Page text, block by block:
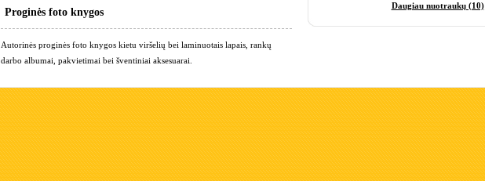
Proginės foto knygos
Autorinės proginės foto knygos kietu viršelių bei laminuotais lapais, rankų
darbo albumai, pakvietimai bei šventiniai aksesuarai.
Daugiau nuotraukų (10)